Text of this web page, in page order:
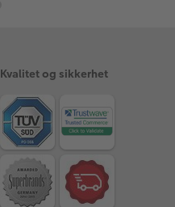
Kvalitet og sikkerhet